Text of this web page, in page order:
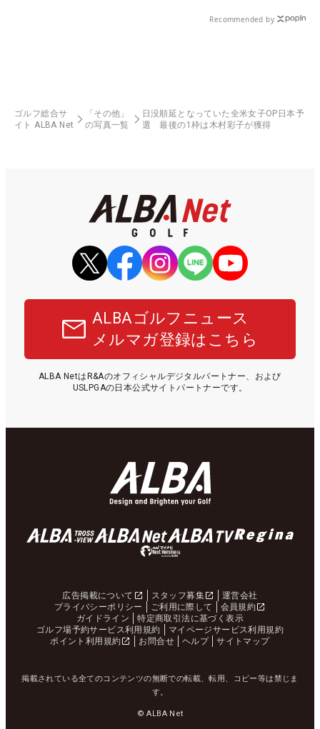
Recommended by
ゴルフ総合サ
イト ALBA Net
「その他」
の写真一覧
日没順延となっていた全米女子OP日本予
選 最後の1枠は木村彩子が獲得
ALBAゴルフニュース
メルマガ登録はこちら
ALBA NetはR&Aのオフィシャルデジタルパートナー、および
USLPGAの日本公式サイトパートナーです。
広告掲載について スタッフ募集
運営会社
プライバシーポリシー
ご利用に際して
会員規約
ガイドライン
特定商取引法に基づく表示
ゴルフ場予約サービス利用規約
マイページサービス利用規約
ポイント利用規約
お問合せ ヘルプ サイトマップ
掲載されている全てのコンテンツの無断での転載、転用、コピー等は禁じま
す。
© ALBA Net